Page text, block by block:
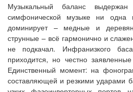
Музыкальный баланс
симфонической музыке ни одна
доминирует – медные и
струнные – всё гармонично и
не подкачал. Инфранизкого
приходится, но честно
Единственный момент: на
составляющей и резкими ударами